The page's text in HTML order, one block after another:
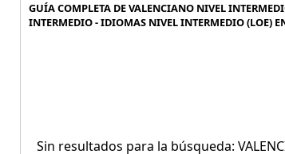
GUÍA COMPLETA DE VALENCIANO NIVEL
INTERMEDIO - IDIOMAS NIVEL INTERMEDIO (LOE)
Sin resultados para la búsqueda: